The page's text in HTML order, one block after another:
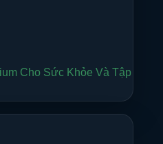
Cho Sức Khỏe Và Tập